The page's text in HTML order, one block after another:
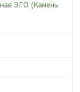
ЭГО (Камень